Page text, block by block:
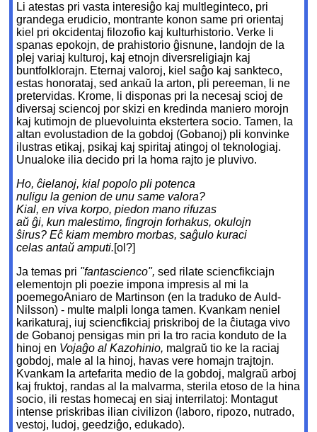
Li atestas pri vasta interesiĝo kaj multleginteco, pri
grandega erudicio, montrante konon same pri orientaj
kiel pri okcidentaj filozofio kaj kulturhistorio. Verke li
spanas epokojn, de prahistorio ĝisnune, landojn de la
plej variaj kulturoj, kaj etnojn diversreligiajn kaj
buntfolklorajn. Eternaj valoroj, kiel saĝo kaj sankteco,
estas honorataj, sed ankaŭ la arton, pli pereeman, li ne
pretervidas. Krome, li disponas pri la necesaj scioj de
diversaj sciencoj por skizi en kredinda maniero morojn
kaj kutimojn de pluevoluinta ekstertera socio. Tamen, la
altan evolustadion de la gobdoj (Gobanoj) pli konvinke
ilustras etikaj, psikaj kaj spiritaj atingoj ol teknologiaj.
Unualoke ilia decido pri la homa rajto je pluvivo.
Ho, ĉielanoj, kial popolo pli potenca
nuligu la genion de unu same valora?
Kial, en viva korpo, piedon mano rifuzas
aŭ ĝi, kun malestimo, fingrojn forhakus, okulojn
ŝirus? Eĉ kiam membro morbas, saĝulo kuraci
celas antaŭ amputi. [ol?]
Ja temas pri "fantascienco",sed rilate sciencfikciajn
elementojn pli poezie impona impresis al mi la
poemegoAniaro de Martinson (en la traduko de Auld-
Nilsson) - multe malpli longa tamen. Kvankam neniel
karikaturaj, iuj sciencfikciaj priskriboj de la ĉiutaga vivo
de Gobanoj pensigas min pri la tro racia konduto de la
hinoj en Vojaĝo al Kazohinio, malgraŭ tio ke la raciaj
gobdoj, male al la hinoj, havas vere homajn trajtojn.
Kvankam la artefarita medio de la gobdoj, malgraŭ arboj
kaj fruktoj, randas al la malvarma, sterila etoso de la hina
socio, ili restas homecaj en siaj interrilatoj: Montagut
intense priskribas ilian civilizon (laboro, ripozo, nutrado,
vestoj, ludoj, geedziĝo, edukado).